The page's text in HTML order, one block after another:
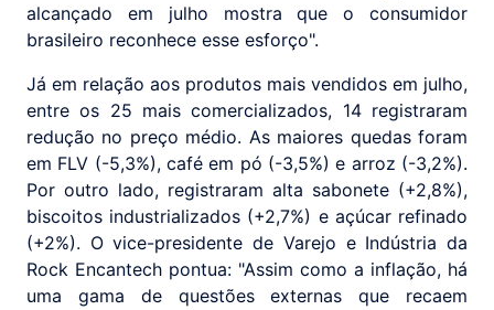
alcançado em julho mostra que o consumidor
brasileiro reconhece esse esforço".
Já em relação aos produtos mais vendidos em julho,
entre os 25 mais comercializados, 14 registraram
redução no preço médio. As maiores quedas foram
em FLV (-5,3%), café em pó (-3,5%) e arroz (-3,2%).
Por outro lado, registraram alta sabonete (+2,8%),
biscoitos industrializados (+2,7%) e açúcar refinado
(+2%). O vice-presidente de Varejo e Indústria da
Rock Encantech pontua: "Assim como a inflação, há
uma gama de questões externas que recaem